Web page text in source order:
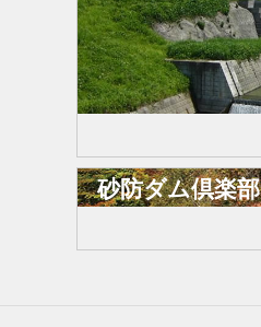
砂防ダム倶楽部